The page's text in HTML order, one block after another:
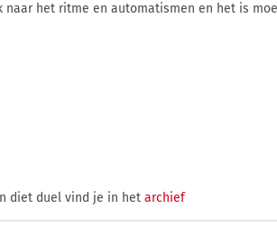
naar het ritme en automatismen en het is
diet duel vind je in het archief